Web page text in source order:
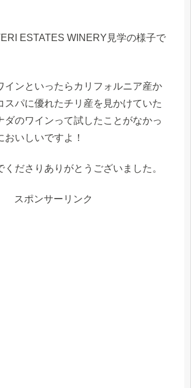
ESTATES WINERY見学の様子で
インといったらカリフォルニア産か
スパに優れたチリ産を見かけていた
ダのワインって試したことがなかっ
おいしいですよ！
くださりありがとうございました。
スポンサーリンク